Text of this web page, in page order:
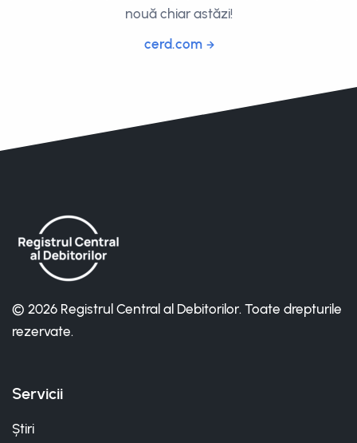
nouă chiar astăzi!
cerd.com
© 2026 Registrul Central al Debitorilor. Toate drepturile
rezervate.
Servicii
Știri